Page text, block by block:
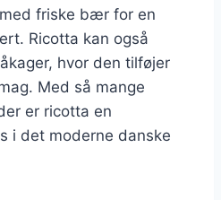
friske bær for en
Ricotta kan også
hvor den tilføjer
Med så mange
er ricotta en
i det moderne danske